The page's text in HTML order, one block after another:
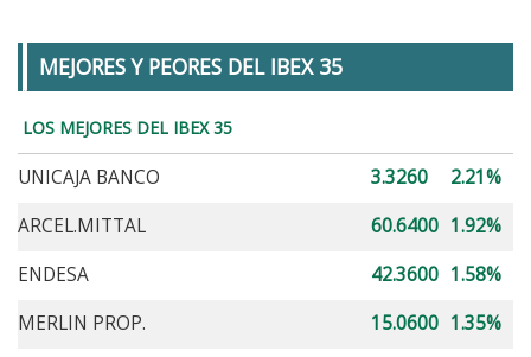
MEJORES Y PEORES DEL IBEX 35
LOS MEJORES DEL IBEX 35
UNICAJA BANCO 3.3260
2.21%
ARCEL.MITTAL
60.6400 1.92%
ENDESA
42.3600 1.58%
MERLIN PROP.
15.0600 1.35%